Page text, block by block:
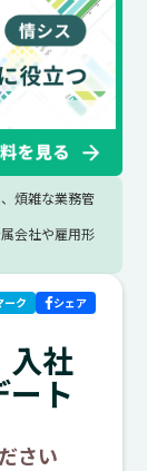
煩雑な業務管
会社や雇用形
ーク シェア
入社
ト
さい